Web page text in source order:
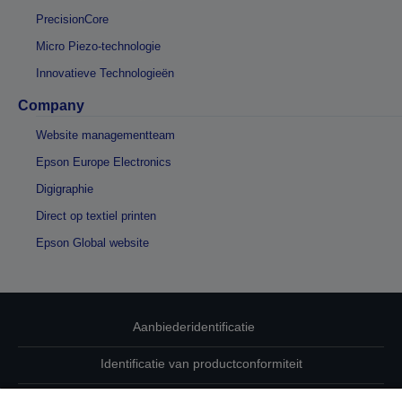
PrecisionCore
Micro Piezo-technologie
Innovatieve Technologieën
Company
Website managementteam
Epson Europe Electronics
Digigraphie
Direct op textiel printen
Epson Global website
Aanbiederidentificatie
Identificatie van productconformiteit